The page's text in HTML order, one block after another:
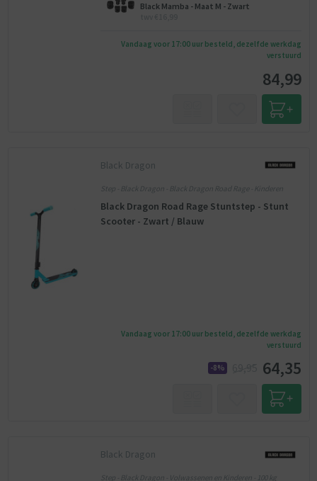
Black Mamba - Maat M - Zwart
Vandaag voor 17:00 uur besteld, dezelfde werkdag
verstuurd
84,99
Black Dragon
Step - Black Dragon - Black Dragon Road Rage - Kinderen
Black Dragon Road Rage Stuntstep - Stunt
Scooter - Zwart / Blauw
Vandaag voor 17:00 uur besteld, dezelfde werkdag
verstuurd
-8% 64,35
Black Dragon
Step - Black Dragon - Volwassenen en Kinderen - 100 kg